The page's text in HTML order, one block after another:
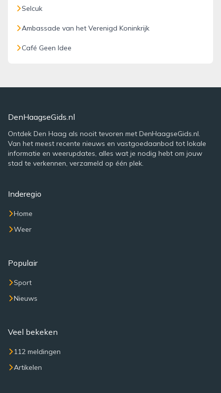
Selcuk
Ambassade van het Verenigd Koninkrijk
Café Geen Idee
DenHaagseGids.nl
Ontdek Den Haag als nooit tevoren met DenHaagseGids.nl.
Van het meest recente nieuws en vastgoedaanbod tot lokale
informatie en weerupdates, alles wat je nodig hebt om jouw
stad te verkennen, verzameld op één plek.
Inderegio
Home
Weer
Populair
Sport
Nieuws
Veel bekeken
112 meldingen
Artikelen